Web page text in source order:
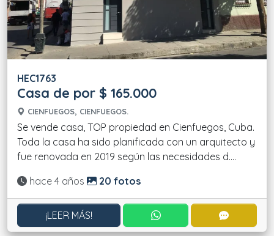
HEC1763
Casa de por $ 165.000
CIENFUEGOS, CIENFUEGOS.
Se vende casa, TOP propiedad en Cienfuegos, Cuba.
Toda la casa ha sido planificada con un arquitecto y
fue renovada en 2019 según las necesidades d....
Actualizado:
hace 4 años 20 fotos
¡LEER MÁS! CONTACTAR POR